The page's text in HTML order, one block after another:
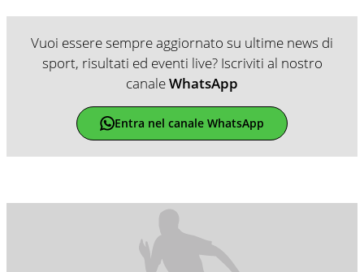
Vuoi essere sempre aggiornato su ultime news di
sport, risultati ed eventi live? Iscriviti al nostro
canaleWhatsApp
Entra nel canale WhatsApp